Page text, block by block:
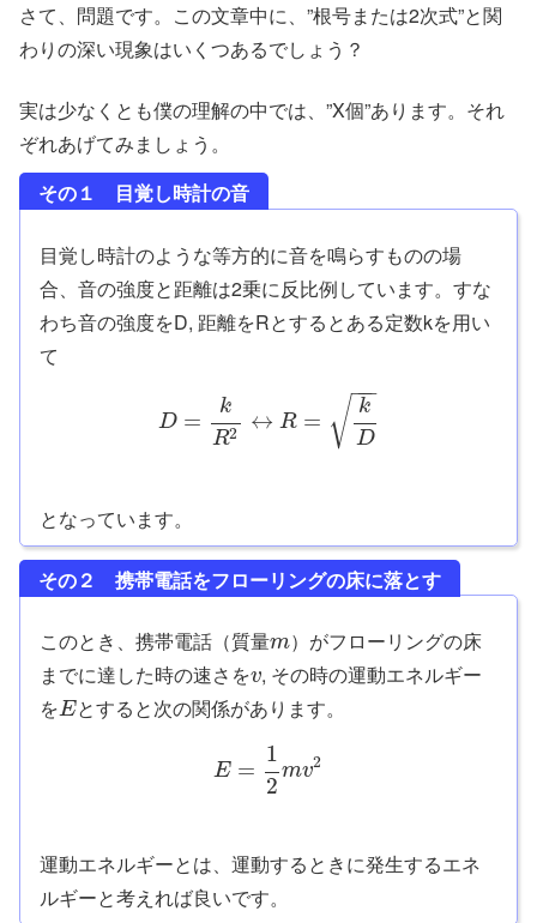
さて、問題です。この文章中に、”根号または2次式”と関
わりの深い現象はいくつあるでしょう？
実は少なくとも僕の理解の中では、”X個”あります。それ
ぞれあげてみましょう。
その１ 目覚し時計の音
目覚し時計のような等方的に音を鳴らすものの場
合、音の強度と距離は2乗に反比例しています。すな
わち音の強度をD, 距離をRとするとある定数kを用い
て
D =
k
R2 ↔ R =
k
D
−−
−
√
となっています。
その２ 携帯電話をフローリングの床に落とす
このとき、携帯電話（質量m）がフローリングの床
までに達した時の速さをv, その時の運動エネルギー
をEとすると次の関係があります。
E =
1
2
mv2
運動エネルギーとは、運動するときに発生するエネ
ルギーと考えれば良いです。